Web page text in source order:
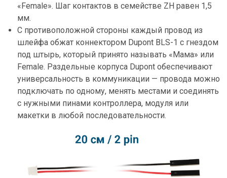
«Female». Шаг контактов в семействе ZH равен 1,5
мм.
С противоположной стороны каждый провод из
шлейфа обжат коннектором Dupont BLS-1 с гнездом
под штырь, который принято называть «Мама» или
Female. Раздельные корпуса Dupont обеспечивают
универсальность в коммуникации — провода можно
подключать по одному, менять местами и соединять
с нужными пинами контроллера, модуля или
макетки в любой последовательности.